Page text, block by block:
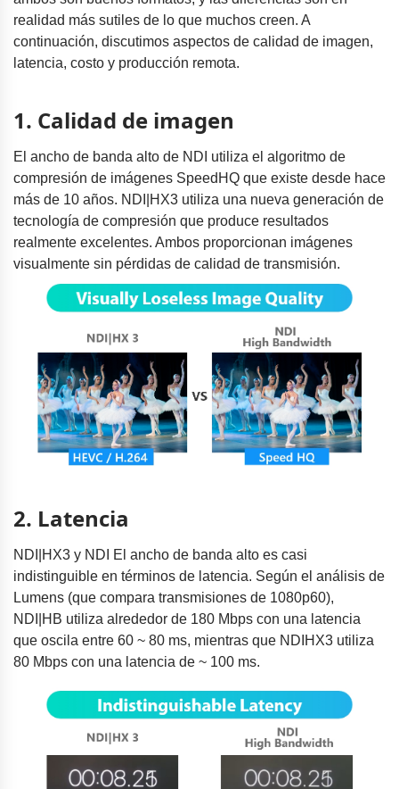
realidad más sutiles de lo que muchos creen. A
continuación, discutimos aspectos de calidad de imagen,
latencia, costo y producción remota.
1. Calidad de imagen
El ancho de banda alto de NDI utiliza el algoritmo de
compresión de imágenes SpeedHQ que existe desde hace
más de 10 años. NDI|HX3 utiliza una nueva generación de
tecnología de compresión que produce resultados
realmente excelentes. Ambos proporcionan imágenes
visualmente sin pérdidas de calidad de transmisión.
2. Latencia
NDI|HX3 y NDI El ancho de banda alto es casi
indistinguible en términos de latencia. Según el análisis de
Lumens (que compara transmisiones de 1080p60),
NDI|HB utiliza alrededor de 180 Mbps con una latencia
que oscila entre 60 ~ 80 ms, mientras que NDIHX3 utiliza
80 Mbps con una latencia de ~ 100 ms.